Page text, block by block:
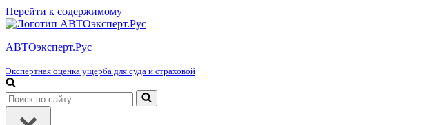
Перейти к содержимому
АВТОэксперт.Рус
Экспертная оценка ущерба для суда и страховой
Искать...